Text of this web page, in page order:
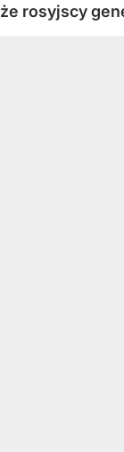
że rosyjscy